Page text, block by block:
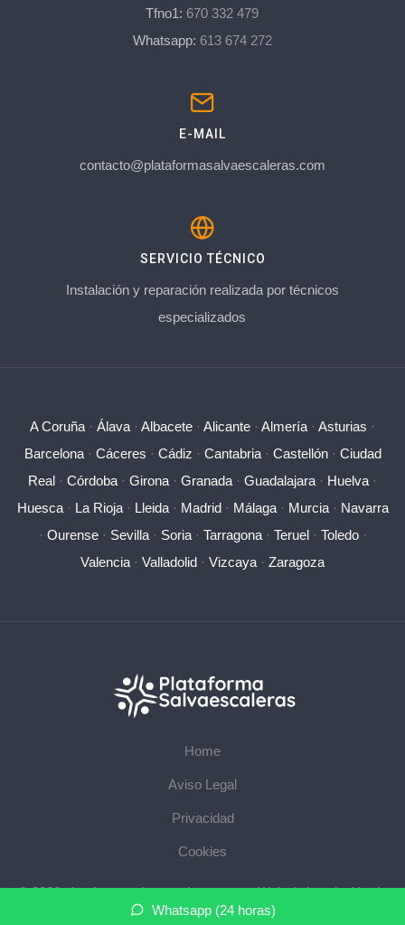
Whatsapp (24 horas)
Tfno1: 670 332 479
Whatsapp: 613 674 272
E-MAIL
contacto@plataformasalvaescaleras.com
SERVICIO TÉCNICO
Instalación y reparación realizada por técnicos
especializados
A Coruña · Álava · Albacete · Alicante · Almería · Asturias ·
Barcelona· Cáceres · Cádiz · Cantabria· Castellón· Ciudad
Real · Córdoba · Girona · Granada · Guadalajara · Huelva ·
Huesca· La Rioja· Lleida· Madrid· Málaga· Murcia· Navarra
· Ourense· Sevilla· Soria· Tarragona· Teruel· Toledo·
Valencia · Valladolid · Vizcaya · Zaragoza
Home
Aviso Legal
Privacidad
Cookies
© 2026 plataformasalvaescaleras.com · Web de instalación de
salvaescaleras en su provincia ·Mapa del sitio